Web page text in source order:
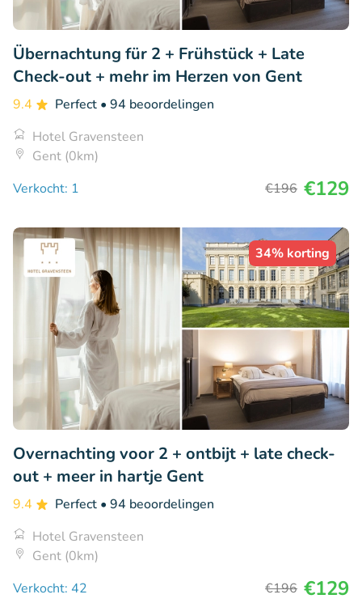
Übernachtung für 2 + Frühstück + Late
Check-out + mehr im Herzen von Gent
9.4 Perfect • 94 beoordelingen
Hotel Gravensteen
Gent (0km)
Verkocht: 1
€196 €129
34% korting
Overnachting voor 2 + ontbijt + late check-
out + meer in hartje Gent
9.4 Perfect • 94 beoordelingen
Hotel Gravensteen
Gent (0km)
Verkocht: 42
€196 €129